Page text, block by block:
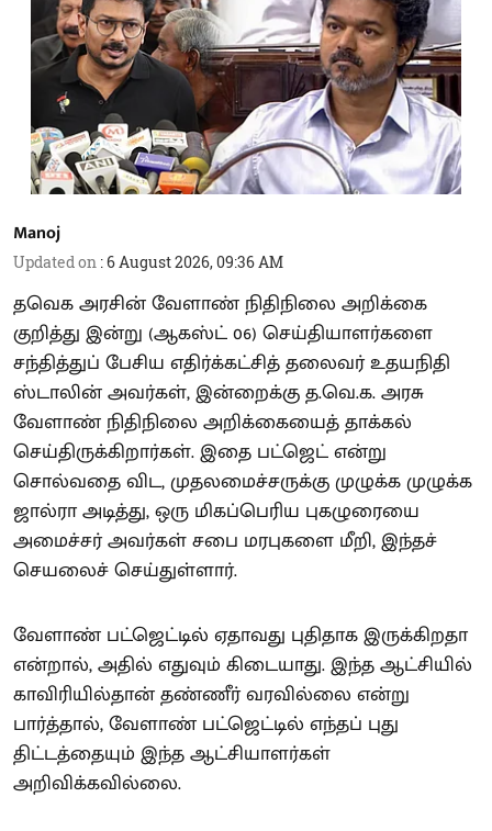
Manoj
Updated on :6 August 2026, 09:36 AM
தவெக அரசின் வேளாண் நிதிநிலை அறிக்கை
குறித்து இன்று (ஆகஸ்ட் 06) செய்தியாளர்களை
சந்தித்துப் பேசிய எதிர்க்கட்சித் தலைவர் உதயநிதி
ஸ்டாலின் அவர்கள், இன்றைக்கு த.வெ.க. அரசு
வேளாண் நிதிநிலை அறிக்கையைத் தாக்கல்
செய்திருக்கிறார்கள். இதை பட்ஜெட் என்று
சொல்வதை விட, முதலமைச்சருக்கு முழுக்க முழுக்க
ஜால்ரா அடித்து, ஒரு மிகப்பெரிய புகழுரையை
அமைச்சர் அவர்கள் சபை மரபுகளை மீறி, இந்தச்
செயலைச் செய்துள்ளார்.
வேளாண் பட்ஜெட்டில் ஏதாவது புதிதாக இருக்கிறதா
என்றால், அதில் எதுவும் கிடையாது. இந்த ஆட்சியில்
காவிரியில்தான் தண்ணீர் வரவில்லை என்று
பார்த்தால், வேளாண் பட்ஜெட்டில் எந்தப் புது
திட்டத்தையும் இந்த ஆட்சியாளர்கள்
அறிவிக்கவில்லை.